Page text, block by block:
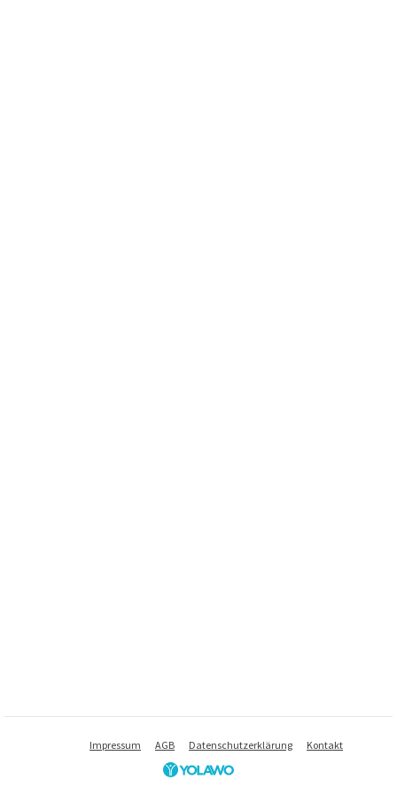
Impressum AGB Datenschutzerklärung Kontakt